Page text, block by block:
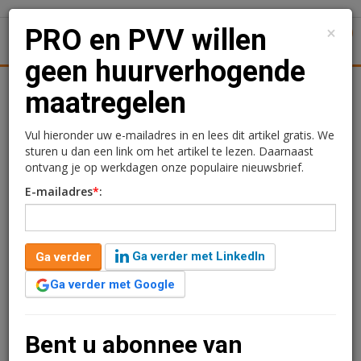
Nieuws Achtergronden Woningmarkt
PRO en PVV willen geen
huurverhogende
maatregelen
Ariana Manduzai
4 juni 2026 om 09:55
2 maanden geleden aangepast
versoepelingen van de Wet betaalbare huur de zorgen
over de betaalbaarheid van huren overheersen. Pro
×
PRO en PVV willen
geen huurverhogende
maatregelen
Vul hieronder uw e-mailadres in en lees dit artikel gratis. We
sturen u dan een link om het artikel te lezen. Daarnaast
ontvang je op werkdagen onze populaire nieuwsbrief.
E-mailadres*:
Ga verder
Ga verder met LinkedIn
Ga verder met Google
Bent u abonnee van